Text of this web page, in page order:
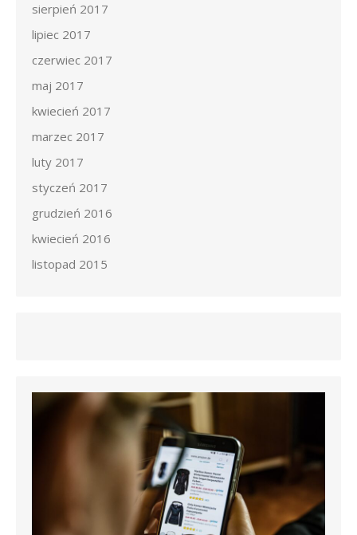
sierpień 2017
lipiec 2017
czerwiec 2017
maj 2017
kwiecień 2017
marzec 2017
luty 2017
styczeń 2017
grudzień 2016
kwiecień 2016
listopad 2015